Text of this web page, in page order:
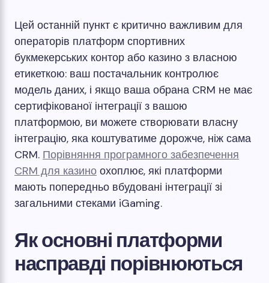
Цей останній пункт є критично важливим для
операторів платформ спортивних
букмекерських контор або казино з власною
етикеткою: ваш постачальник контролює
модель даних, і якщо ваша обрана CRM не має
сертифікованої інтеграції з вашою
платформою, ви можете створювати власну
інтеграцію, яка коштуватиме дорожче, ніж сама
CRM. Порівняння програмного забезпечення
CRM для казино охоплює, які платформи
мають попередньо вбудовані інтеграції зі
загальними стеками iGaming.
Як основні платформи
насправді порівнюються